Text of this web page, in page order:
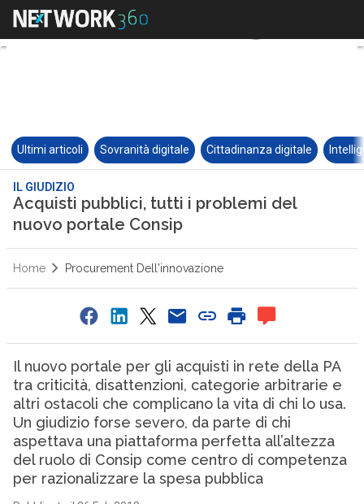
Ultimi articoli Sovranità digitale Cittadinanza digitale
IL GIUDIZIO
Acquisti pubblici, tutti i problemi del
nuovo portale Consip
Home Procurement Dell'innovazione
Il nuovo portale per gli acquisti in rete della PA
tra criticità, disattenzioni, categorie arbitrarie e
altri ostacoli che complicano la vita di chi lo usa.
Un giudizio forse severo, da parte di chi
aspettava una piattaforma perfetta all’altezza
del ruolo di Consip come centro di competenza
per razionalizzare la spesa pubblica